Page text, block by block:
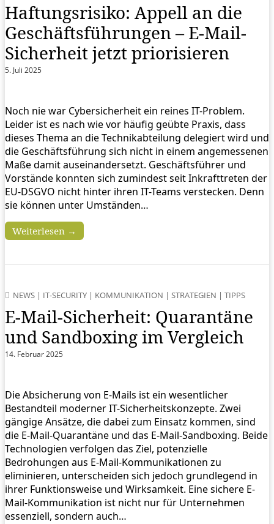
Haftungsrisiko: Appell an die
Geschäftsführungen – E-Mail-
Sicherheit jetzt priorisieren
5. Juli 2025
Noch nie war Cybersicherheit ein reines IT-Problem.
Leider ist es nach wie vor häufig geübte Praxis, dass
dieses Thema an die Technikabteilung delegiert wird und
die Geschäftsführung sich nicht in einem angemessenen
Maße damit auseinandersetzt. Geschäftsführer und
Vorstände konnten sich zumindest seit Inkrafttreten der
EU-DSGVO nicht hinter ihren IT-Teams verstecken. Denn
sie können unter Umständen…
Weiterlesen →
NEWS | IT-SECURITY | KOMMUNIKATION | STRATEGIEN | TIPPS
E-Mail-Sicherheit: Quarantäne
und Sandboxing im Vergleich
14. Februar 2025
Die Absicherung von E-Mails ist ein wesentlicher
Bestandteil moderner IT-Sicherheitskonzepte. Zwei
gängige Ansätze, die dabei zum Einsatz kommen, sind
die E-Mail-Quarantäne und das E-Mail-Sandboxing. Beide
Technologien verfolgen das Ziel, potenzielle
Bedrohungen aus E-Mail-Kommunikationen zu
eliminieren, unterscheiden sich jedoch grundlegend in
ihrer Funktionsweise und Wirksamkeit. Eine sichere E-
Mail-Kommunikation ist nicht nur für Unternehmen
essenziell, sondern auch…